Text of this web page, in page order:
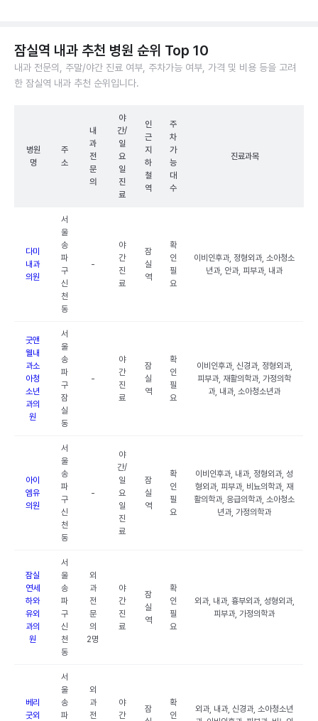
잠실역 내과 추천 병원 순위 Top 10
내과 전문의, 주말/야간 진료 여부, 주차가능 여부, 가격 및 비용 등을 고려
한 잠실역 내과 추천 순위입니다.
병원
명
주
소
내
과
전
문
의
야
간/
일
요
일
진
료
인
근
지
하
철
역
주
차
가
능
대
수
진료과목
다미
내과
의원
서
울
송
파
구
신
천
동
-
야
간
진
료
잠
실
역
확
인
필
요
이비인후과, 정형외과, 소아청소
년과, 안과, 피부과, 내과
굿앤
웰내
과소
아청
소년
과의
원
서
울
송
파
구
잠
실
동
-
야
간
진
료
잠
실
역
확
인
필
요
이비인후과, 신경과, 정형외과,
피부과, 재활의학과, 가정의학
과, 내과, 소아청소년과
아이
엠유
의원
서
울
송
파
구
신
천
동
-
야
간/
일
요
일
진
료
잠
실
역
확
인
필
요
이비인후과, 내과, 정형외과, 성
형외과, 피부과, 비뇨의학과, 재
활의학과, 응급의학과, 소아청소
년과, 가정의학과
잠실
연세
하와
유외
과의
원
서
울
송
파
구
신
천
동
외
과
전
문
의
2명
야
간
진
료
잠
실
역
확
인
필
요
외과, 내과, 흉부외과, 성형외과,
피부과, 가정의학과
베리
굿외
서
울
송
파
외
과
전
야
간
잠
확
인
외과, 내과, 신경과, 소아청소년